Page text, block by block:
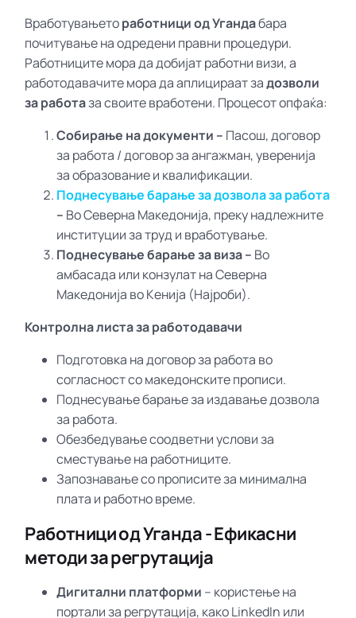
Вработувањетоработници од Угандабара
почитување на одредени правни процедури.
Работниците мора да добијат работни визи, а
работодавачите мора да аплицираат задозволи
за работаза своите вработени. Процесот опфаќа:
Собирање на документи – Пасош, договор
за работа / договор за ангажман, уверенија
за образование и квалификации.
Поднесување барање за дозвола за работа
– Во Северна Македонија, преку надлежните
институции за труд и вработување.
Поднесување барање за виза – Во
амбасада или конзулат на Северна
Македонија во Кенија (Најроби).
Контролна листа за работодавачи
Подготовка на договор за работа во
согласност со македонските прописи.
Поднесување барање за издавање дозвола
за работа.
Обезбедување соодветни услови за
сместување на работниците.
Запознавање со прописите за минимална
плата и работно време.
Работници од Уганда - Ефикасни
методи за регрутација
Дигитални платформи – користење на
портали за регрутација, како LinkedIn или